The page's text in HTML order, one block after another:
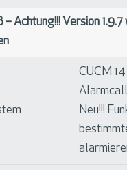
– Achtung!!! Version
CUCM
Alarmcall
Neu!!!